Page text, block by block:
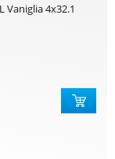
Vaniglia 4x32.1